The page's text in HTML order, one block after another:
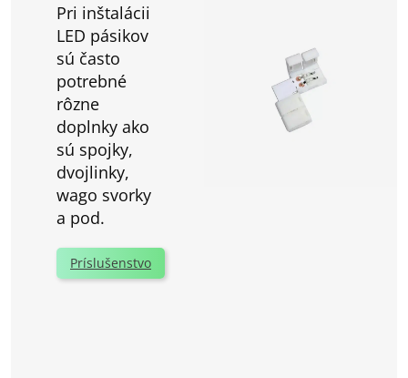
Pri inštalácii
LED pásikov
sú často
potrebné
rôzne
doplnky ako
sú spojky,
dvojlinky,
wago svorky
a pod.
Príslušenstvo